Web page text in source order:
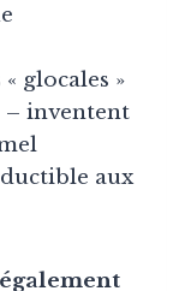
glocales »
– inventent
aux